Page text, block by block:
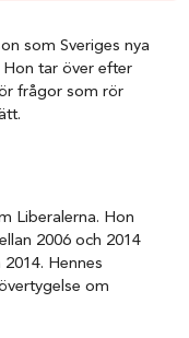
som Sveriges nya
Hon tar över efter
frågor som rör
Liberalerna. Hon
2006 och 2014
Hennes
om